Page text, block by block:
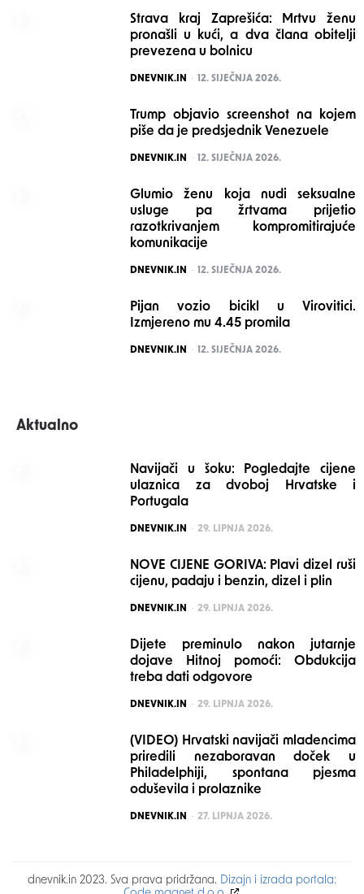
Strava kraj Zaprešića: Mrtvu ženu
pronašli u kući, a dva člana obitelji
prevezena u bolnicu
POSTED
DNEVNIK.IN 12. SIJEČNJA 2026.
Trump objavio screenshot na kojem
piše da je predsjednik Venezuele
POSTED
DNEVNIK.IN 12. SIJEČNJA 2026.
Glumio ženu koja nudi seksualne
usluge pa žrtvama prijetio
razotkrivanjem kompromitirajuće
komunikacije
POSTED
DNEVNIK.IN 12. SIJEČNJA 2026.
Pijan vozio bicikl u Virovitici.
Izmjereno mu 4.45 promila
POSTED
DNEVNIK.IN 12. SIJEČNJA 2026.
Aktualno
Navijači u šoku: Pogledajte cijene
ulaznica za dvoboj Hrvatske i
Portugala
POSTED
DNEVNIK.IN 29. LIPNJA 2026.
NOVE CIJENE GORIVA: Plavi dizel ruši
cijenu, padaju i benzin, dizel i plin
POSTED
DNEVNIK.IN 29. LIPNJA 2026.
Dijete preminulo nakon jutarnje
dojave Hitnoj pomoći: Obdukcija
treba dati odgovore
POSTED
DNEVNIK.IN 29. LIPNJA 2026.
(VIDEO) Hrvatski navijači mladencima
priredili nezaboravan doček u
Philadelphiji, spontana pjesma
oduševila i prolaznike
POSTED
DNEVNIK.IN 27. LIPNJA 2026.
dnevnik.in 2023. Sva prava pridržana. Dizajn i izrada portala: